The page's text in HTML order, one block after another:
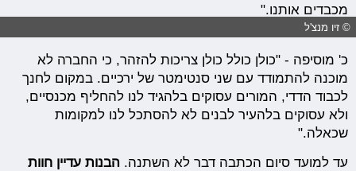
מכבדים אותנו."
© זיו מנצ'ל
כ' מוסיפה - "כולן כולל כולן צריכות להזהר, כי החברה לא
מוכנה להתמודד עם שני סנטימטר של ירכיים. במקום לחנך
לכבוד הדדי, המורים עסוקים בלהגיד לנו להחליף מכנסיים,
ולא עסוקים בלהעיר לבנים לא להסתכל לנו למקומות
שכאלה."
עד למועד סיום הכתבה דבר לא השתנה.הבנות עדיין חוות